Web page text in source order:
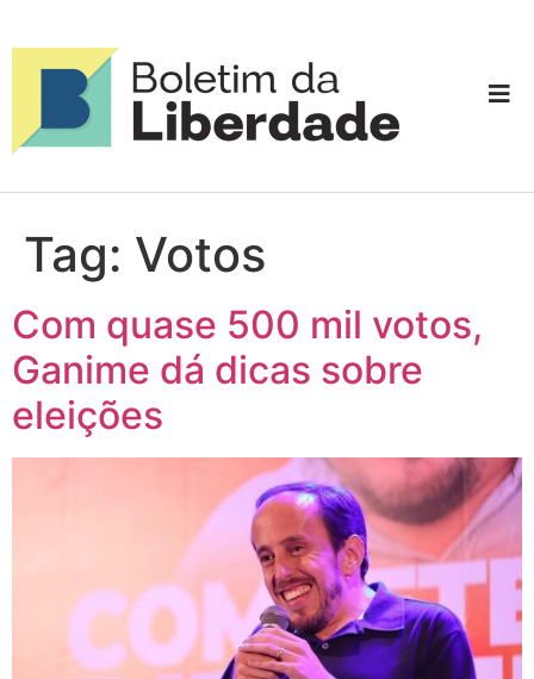
Tag: Votos
Com quase 500 mil votos,
Ganime dá dicas sobre
eleições